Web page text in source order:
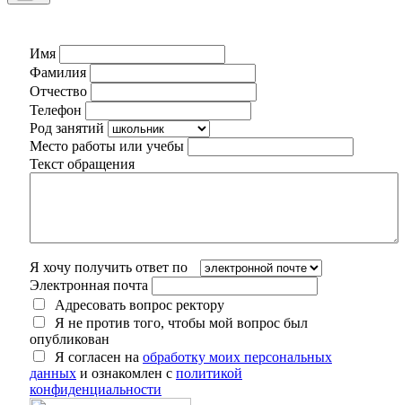
Имя
Фамилия
Отчество
Телефон
Род занятий
Место работы или учебы
Текст обращения
Я хочу получить ответ по
Электронная почта
Адресовать вопрос ректору
Я не против того, чтобы мой вопрос был
опубликован
Я согласен на обработку моих персональных
данных и ознакомлен с политикой
конфиденциальности